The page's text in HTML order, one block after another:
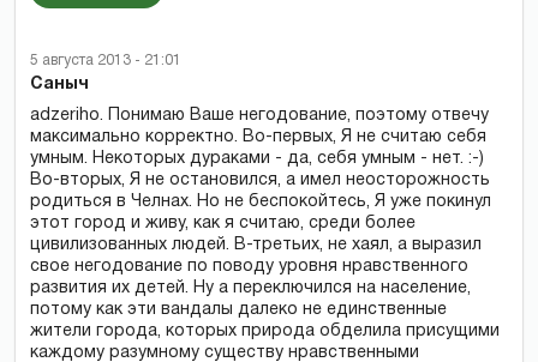
5 августа 2013 - 21:01
Саныч
adzeriho. Понимаю Ваше негодование, поэтому отвечу
максимально корректно. Во-первых, Я не считаю себя
умным. Некоторых дураками - да, себя умным - нет. :-)
Во-вторых, Я не остановился, а имел неосторожность
родиться в Челнах. Но не беспокойтесь, Я уже покинул
этот город и живу, как я считаю, среди более
цивилизованных людей. В-третьих, не хаял, а выразил
свое негодование по поводу уровня нравственного
развития их детей. Ну а переключился на население,
потому как эти вандалы далеко не единственные
жители города, которых природа обделила присущими
каждому разумному существу нравственными